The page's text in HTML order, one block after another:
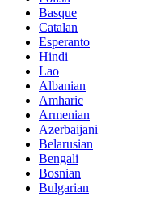
Basque
Catalan
Esperanto
Hindi
Lao
Albanian
Amharic
Armenian
Azerbaijani
Belarusian
Bengali
Bosnian
Bulgarian